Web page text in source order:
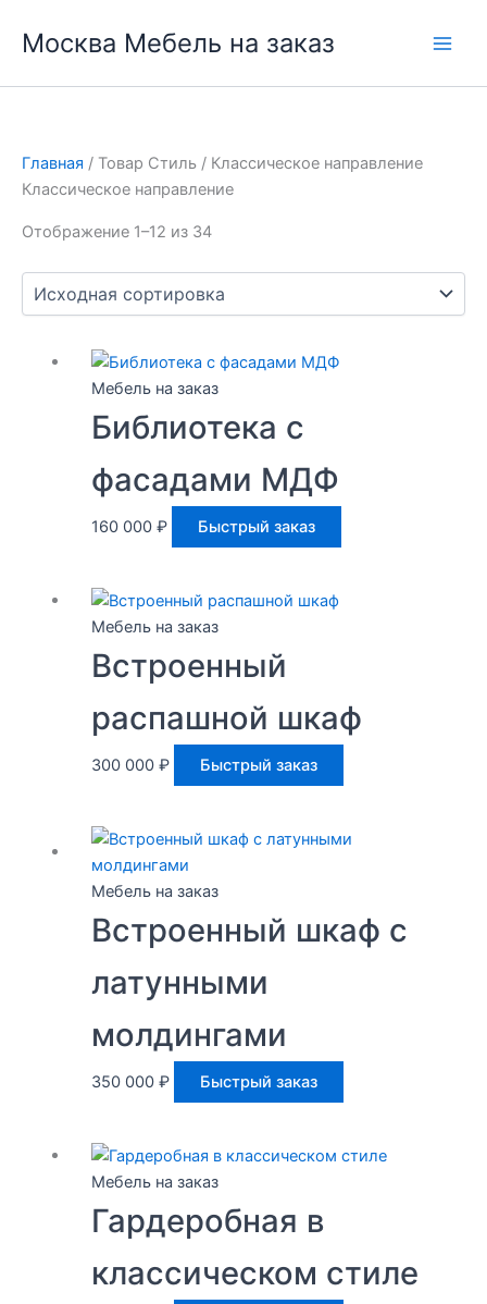
Москва Мебель на заказ
Главная / Товар Стиль / Классическое направление
Классическое направление
Отображение 1–12 из 34
Мебель на заказ
Библиотека с
фасадами МДФ
160 000 ₽ Быстрый заказ
Мебель на заказ
Встроенный
распашной шкаф
300 000 ₽ Быстрый заказ
Мебель на заказ
Встроенный шкаф с
латунными
молдингами
350 000 ₽ Быстрый заказ
Мебель на заказ
Гардеробная в
классическом стиле